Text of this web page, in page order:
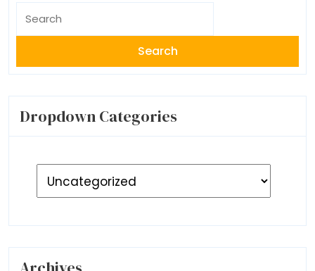
for:
Dropdown Categories